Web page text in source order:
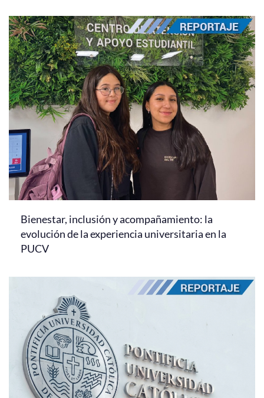
Bienestar, inclusión y acompañamiento: la
evolución de la experiencia universitaria en la
PUCV